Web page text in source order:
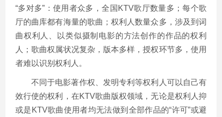
“多对多”：使用者众多，全国KTV歌厅数量多；每个歌
厅的曲库都有海量的歌曲；权利人数量众多，涉及到词
曲权利人、以类似摄制电影的方法创作的作品的权利
人；歌曲权属状况复杂，版本多样，授权环节多，使用
者难以识别权利人。
不同于电影著作权、发明专利等权利人可以自己有
效行使的权利，在KTV歌曲版权领域，无论是权利人抑
或是KTV歌曲使用者均无法做到全部作品的“许可”或避